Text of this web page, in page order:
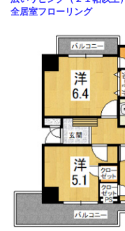
全居室フローリング